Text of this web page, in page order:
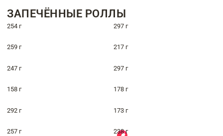
ЗАПЕЧЁННЫЕ РОЛЛЫ
254 г 297 г
259 г 217 г
247 г 297 г
158 г 178 г
292 г 173 г
257 г 238 г